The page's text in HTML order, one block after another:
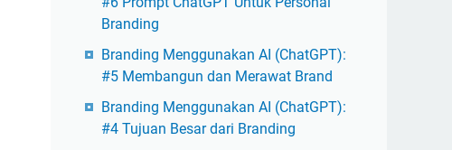
Branding
Branding Menggunakan AI (ChatGPT):
#5 Membangun dan Merawat Brand
Branding Menggunakan AI (ChatGPT):
#4 Tujuan Besar dari Branding